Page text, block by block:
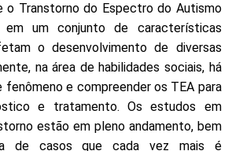
o Transtorno do Espectro do Autismo
em um conjunto de características
o desenvolvimento de diversas
na área de habilidades sociais, há
e compreender os TEA para
e tratamento. Os estudos em
estão em pleno andamento, bem
de casos que cada vez mais é